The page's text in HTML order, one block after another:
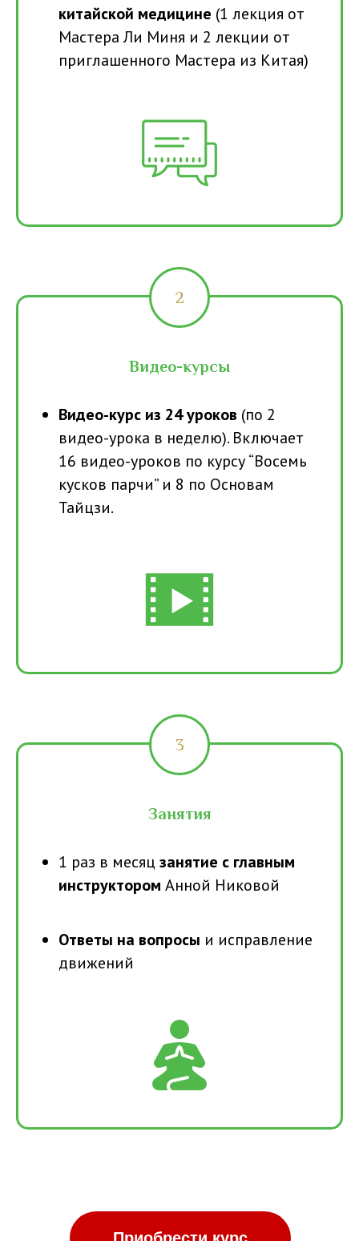
китайской медицине (1 лекция от
Мастера Ли Миня и 2 лекции от
приглашенного Мастера из Китая)
Видео-курсы
Видео-курс из 24 уроков (по 2
видео-урока в неделю). Включает
16 видео-уроков по курсу “Восемь
кусков парчи” и 8 по Основам
Тайцзи.
Занятия
1 раз в месяц занятие с главным
инструктором Анной Никовой
Ответы на вопросы и исправление
движений